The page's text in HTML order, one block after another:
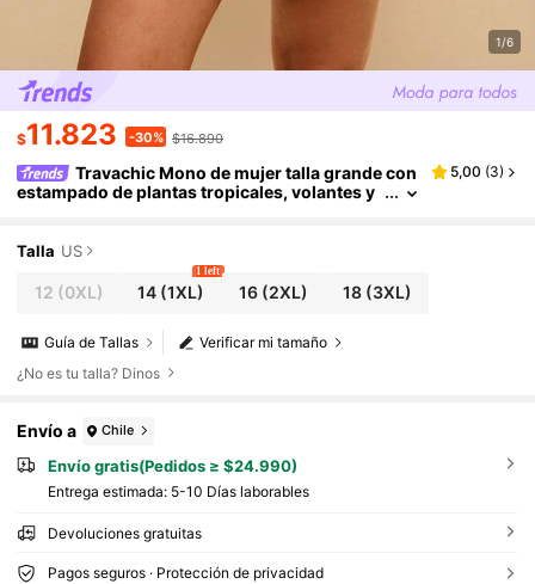
1/6
$11.823 -30% $16.890
Travachic Mono de mujer talla grande con
estampado de plantas tropicales, volantes y
5,00 (3)
Talla US
12 (0XL) 14 (1XL)
1 left
16(2XL) 18(3XL)
Verificar mi tamaño
Guía de Tallas
¿No es tu talla? Dinos
Envío a Chile
Envío gratis(Pedidos ≥ $24.990)
Entrega estimada: 5-10 Días laborables
Devoluciones gratuitas
Pagos seguros · Protección de privacidad